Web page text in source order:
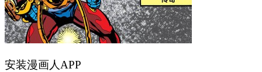
安装漫画人APP